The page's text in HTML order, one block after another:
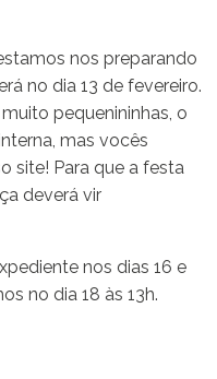
nos preparando
no dia 13 de fevereiro.
pequenininhas, o
mas vocês
site! Para que a festa
deverá vir
nos dias 16 e
no dia 18 às 13h.